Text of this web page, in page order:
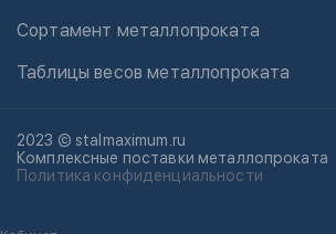
Сортамент металлопроката
Таблицы весов металлопроката
2023 © stalmaximum.ru
Комплексные поставки металлопроката
Политика конфиденциальности